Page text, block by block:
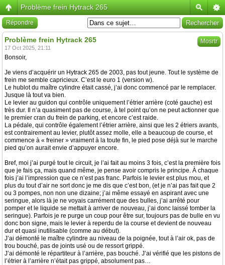
Problème frein Hytrack 265
Répondre
Mosrtr
Problème frein Hytrack 265
17 Oct 2025, 21:11
Bonsoir,
Je viens d’acquérir un Hytrack 265 de 2003, pas tout jeune. Tout le système de
frein me semble capricieux. C’est le euro 1 (version w).
Le hublot du maître cylindre était cassé, j’ai donc commencé par le remplacer.
Jusque là tout va bien.
Le levier au guidon qui contrôle uniquement l’étrier arrière (coté gauche) est
très dur. Il n’a quasiment pas de course, à tel point qu’on ne peut actionner que
le premier cran du frein de parking, et encore c’est raide.
La pédale, qui contrôle également l’étrier arrière, ainsi que les 2 étriers avants,
est contrairement au levier, plutôt assez molle, elle a beaucoup de course, et
commence à « freiner » vraiment à la toute fin, le pied pose déjà sur le marche
pied qu’on aurait envie d’appuyer encore.
Bref, moi j’ai purgé tout le circuit, je l’ai fait au moins 3 fois, c’est la première fois
que je fais ça, mais quand même, je pense avoir compris le principe. À chaque
fois j’ai l’impression que ce n’est pas franc. Parfois le levier est plus mou, et
plus du tout d’air ne sort donc je me dis que c’est bon, (et je n’ai pas fait que 2
ou 3 pompes, non non une dizaine; j’ai même essayé en aspirant avec une
seringue, alors là je ne voyais carrément que des bulles, j’ai arrêté pour
pomper et le liquide se mettait à arriver de nouveau, j’ai donc laissé tomber la
seringue). Parfois je re purge un coup pour être sur, toujours pas de bulle en vu
donc bon signe, mais le levier à reperdu de la course et devient de nouveau
dur et quasi inutilisable (comme au début).
J’ai démonté le maître cylindre au niveau de la poignée, tout à l’air ok, pas de
trou bouché, pas de joints usé ou de ressort grippé.
J’ai démonté le répartiteur à l’arrière, pas bouché. J’ai vérifié que les pistons de
l’étrier à l’arrière n’était pas grippé, absolument pas…